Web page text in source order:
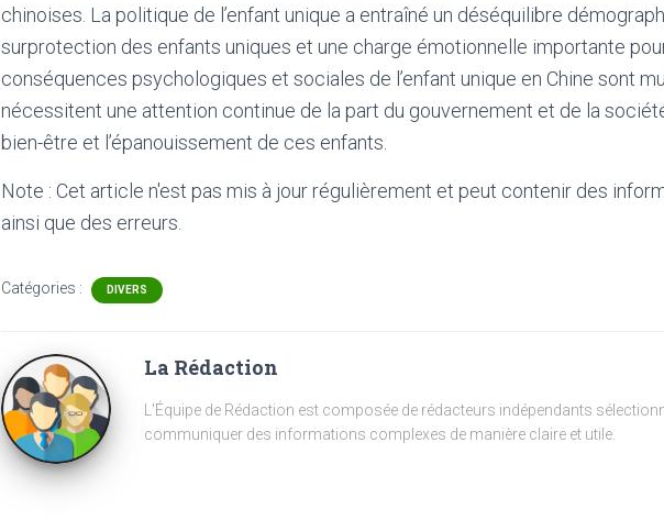
chinoises. La politique de l’enfant unique a entraîné un déséquilibre
surprotection des enfants uniques et une charge émotionnelle importante
conséquences psychologiques et sociales de l’enfant unique en Chine sont
nécessitent une attention continue de la part du gouvernement et de la
bien-être et l’épanouissement de ces enfants.
Note : Cet article n'est pas mis à jour régulièrement et peut contenir des
ainsi que des erreurs.
Catégories : DIVERS
La Rédaction
L'Équipe de Rédaction est composée de rédacteurs indépendants
communiquer des informations complexes de manière claire et utile.